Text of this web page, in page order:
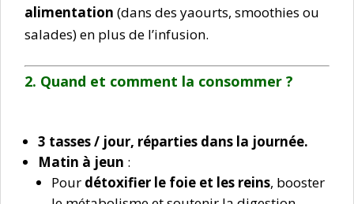
alimentation (dans des yaourts, smoothies ou
salades) en plus de l’infusion.
2. Quand et comment la consommer ?
3 tasses / jour, réparties dans la journée.
Matin à jeun :
Pour détoxifier le foie et les reins, booster